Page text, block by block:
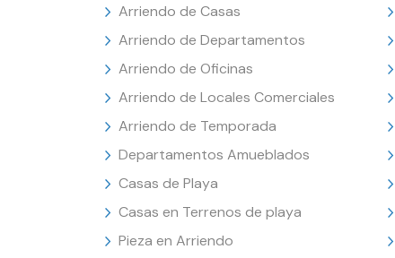
Arriendo de Casas
Arriendo de Departamentos
Arriendo de Oficinas
Arriendo de Locales Comerciales
Arriendo de Temporada
Departamentos Amueblados
Casas de Playa
Casas en Terrenos de playa
Pieza en Arriendo